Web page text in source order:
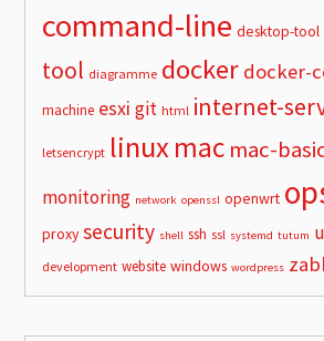
command-line desktop-tool
tool diagramme docker docker-
machine esxi git html internet-
letsencrypt linuxmac mac-
monitoring network openssl openwrt
proxy security shell ssh ssl systemd tutum
development website windows wordpress